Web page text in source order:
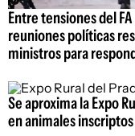
Entre tensiones del
reuniones políticas
ministros para
Se aproxima la Expo
en animales